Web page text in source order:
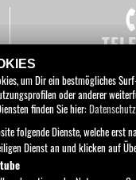
um Dir ein bestmögliches
oder anderer
finden Sie hier:
folgende Dienste, welche erst
Dienst an und klicken auf